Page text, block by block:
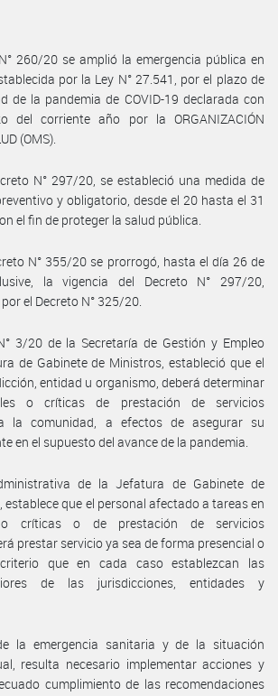
260/20 se amplió la emergencia pública en
por la Ley N° 27.541, por el plazo de
de la pandemia de COVID-19 declarada con
del corriente año por la ORGANIZACIÓN
(OMS).
N° 297/20, se estableció una medida de
y obligatorio, desde el 20 hasta el 31
el fin de proteger la salud pública.
N° 355/20 se prorrogó, hasta el día 26 de
la vigencia del Decreto N° 297/20,
el Decreto N° 325/20.
3/20 de la Secretaría de Gestión y Empleo
de Gabinete de Ministros, estableció que el
entidad u organismo, deberá determinar
o críticas de prestación de servicios
la comunidad, a efectos de asegurar su
en el supuesto del avance de la pandemia.
de la Jefatura de Gabinete de
que el personal afectado a tareas en
o críticas o de prestación de servicios
prestar servicio ya sea de forma presencial o
que en cada caso establezcan las
de las jurisdicciones, entidades y
la emergencia sanitaria y de la situación
resulta necesario implementar acciones y
cumplimiento de las recomendaciones